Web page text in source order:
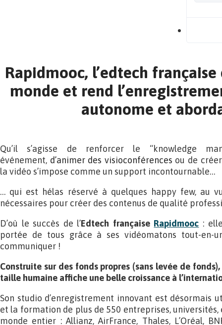
Rapidmooc, l’edtech
monde et rend
autonome et
Qu’il s’agisse de renforcer le “knowledge
événement, d’animer des visioconférences ou de
la vidéo s’impose comme un support incontournable…
… qui est hélas réservé à quelques happy few, au
nécessaires pour créer des contenus de qualité
D’où le succès de l’Edtech française Rapidmooc :
portée de tous grâce à ses vidéomatons tout-en-
communiquer !
Construite sur des fonds propres (sans levée de
taille humaine affiche une belle croissance à
Son studio d’enregistrement innovant est désormais
et la formation de plus de 550 entreprises,
monde entier : Allianz, AirFrance, Thales, L’Oréal,